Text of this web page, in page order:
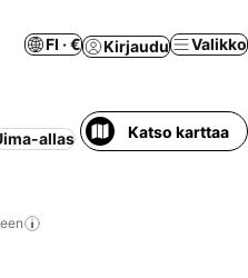
FI · € Kirjaudu Valikko
allas Huoneisto palveluilla
Katso karttaa